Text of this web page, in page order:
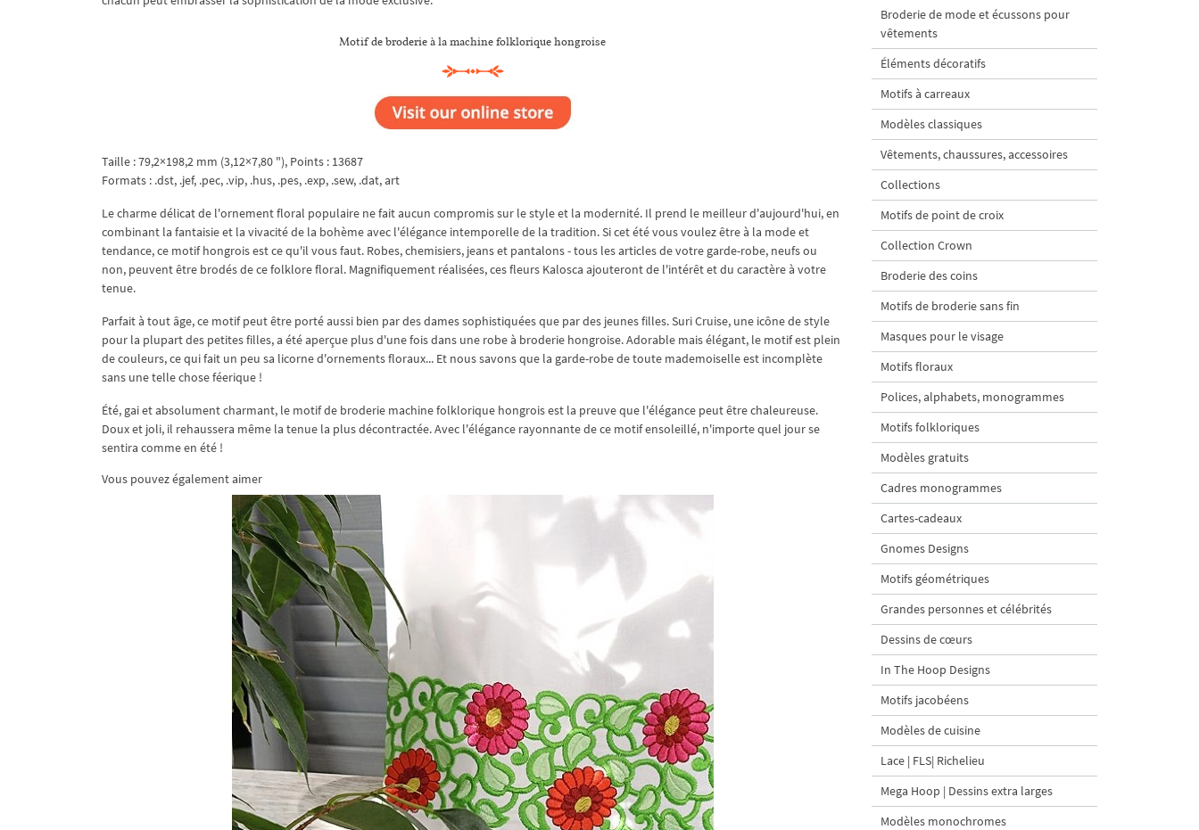
Motif de broderie à la machine folklorique hongroise
Taille : 79,2×198,2 mm (3,12×7,80 "), Points : 13687
Formats : .dst, .jef, .pec, .vip, .hus, .pes, .exp, .sew, .dat, art
Le charme délicat de l'ornement floral populaire ne fait aucun compromis sur le style et la modernité. Il prend le meilleur d'aujourd'hui, en
combinant la fantaisie et la vivacité de la bohème avec l'élégance intemporelle de la tradition. Si cet été vous voulez être à la mode et
tendance, ce motif hongrois est ce qu'il vous faut. Robes, chemisiers, jeans et pantalons - tous les articles de votre garde-robe, neufs ou
non, peuvent être brodés de ce folklore floral. Magnifiquement réalisées, ces fleurs Kalosca ajouteront de l'intérêt et du caractère à votre
tenue.
Parfait à tout âge, ce motif peut être porté aussi bien par des dames sophistiquées que par des jeunes filles. Suri Cruise, une icône de style
pour la plupart des petites filles, a été aperçue plus d'une fois dans une robe à broderie hongroise. Adorable mais élégant, le motif est plein
de couleurs, ce qui fait un peu sa licorne d'ornements floraux... Et nous savons que la garde-robe de toute mademoiselle est incomplète
sans une telle chose féerique !
Été, gai et absolument charmant, le motif de broderie machine folklorique hongrois est la preuve que l'élégance peut être chaleureuse.
Doux et joli, il rehaussera même la tenue la plus décontractée. Avec l'élégance rayonnante de ce motif ensoleillé, n'importe quel jour se
sentira comme en été !
Vous pouvez également aimer
Broderie de mode et écussons pour
vêtements
Éléments décoratifs
Motifs à carreaux
Modèles classiques
Vêtements, chaussures, accessoires
Collections
Motifs de point de croix
Collection Crown
Broderie des coins
Motifs de broderie sans fin
Masques pour le visage
Motifs floraux
Polices, alphabets, monogrammes
Motifs folkloriques
Modèles gratuits
Cadres monogrammes
Cartes-cadeaux
Gnomes Designs
Motifs géométriques
Grandes personnes et célébrités
Dessins de cœurs
In The Hoop Designs
Motifs jacobéens
Modèles de cuisine
Lace | FLS| Richelieu
Mega Hoop | Dessins extra larges
Modèles monochromes